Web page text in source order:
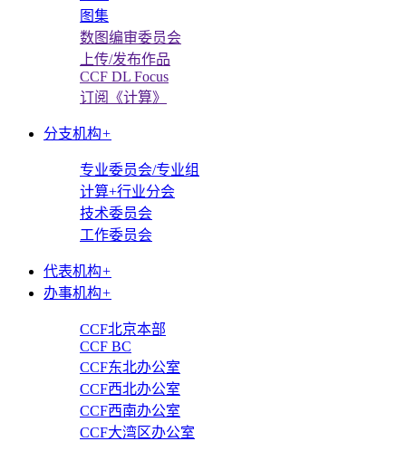
图集
数图编审委员会
上传/发布作品
CCF DL Focus
订阅《计算》
分支机构+
专业委员会/专业组
计算+行业分会
技术委员会
工作委员会
代表机构+
办事机构+
CCF北京本部
CCF BC
CCF东北办公室
CCF西北办公室
CCF西南办公室
CCF大湾区办公室